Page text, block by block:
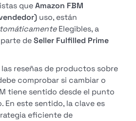
queAmazon FBM
uso, están
Elegibles, a
parte deSeller Fulfilled Prime
reseñas de productos sobre
comprobar si cambiar o
tiene sentido desde el punto
En este sentido, la clave es
eficiente de